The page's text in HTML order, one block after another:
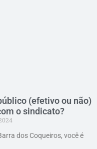
(efetivo ou não)
o sindicato?
dos Coqueiros, você é